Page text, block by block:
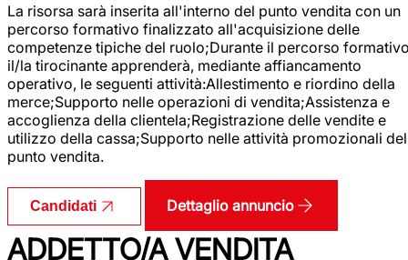
La risorsa sarà inserita all'interno del punto vendita con un
percorso formativo finalizzato all'acquisizione delle
competenze tipiche del ruolo;Durante il percorso
il/la tirocinante apprenderà, mediante affiancamento
operativo, le seguenti attività:Allestimento e riordino della
merce;Supporto nelle operazioni di vendita;Assistenza e
accoglienza della clientela;Registrazione delle vendite e
utilizzo della cassa;Supporto nelle attività promozionali del
punto vendita.
Candidati Dettaglio annuncio
ADDETTO/A VENDITA